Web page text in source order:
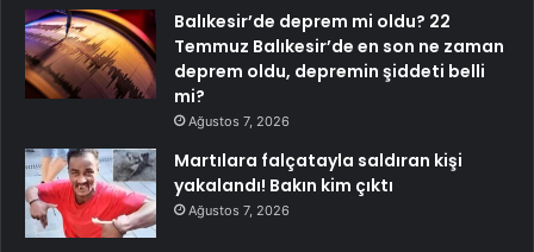
Balıkesir’de deprem mi oldu? 22
Temmuz Balıkesir’de en son ne zaman
deprem oldu, depremin şiddeti belli
mi?
Ağustos 7, 2026
Martılara falçatayla saldıran kişi
yakalandı! Bakın kim çıktı
Ağustos 7, 2026